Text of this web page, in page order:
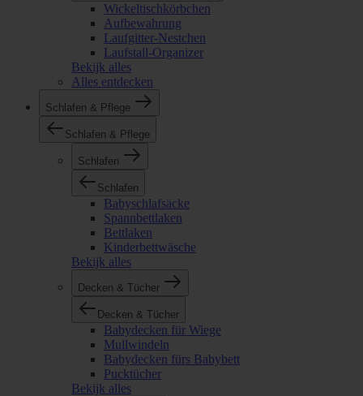
Wickeltischkörbchen
Aufbewahrung
Laufgitter-Nestchen
Laufstall-Organizer
Bekijk alles
Alles entdecken
Schlafen & Pflege
Schlafen & Pflege
Schlafen
Schlafen
Babyschlafsäcke
Spannbettlaken
Bettlaken
Kinderbettwäsche
Bekijk alles
Decken & Tücher
Decken & Tücher
Babydecken für Wiege
Mullwindeln
Babydecken fürs Babybett
Pucktücher
Bekijk alles